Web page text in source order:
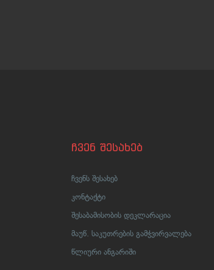
ჩვენ შესახებ
ჩვენს შესახებ
კონტაქტი
შესაბამისობის დეკლარაცია
მაუწ. საკუთრების გამჭვირვალება
წლიური ანგარიში